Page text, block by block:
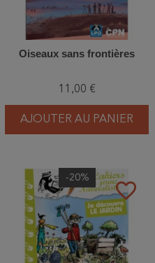
Oiseaux sans frontières
11,00 €
AJOUTER AU PANIER
favorite_border
-20%